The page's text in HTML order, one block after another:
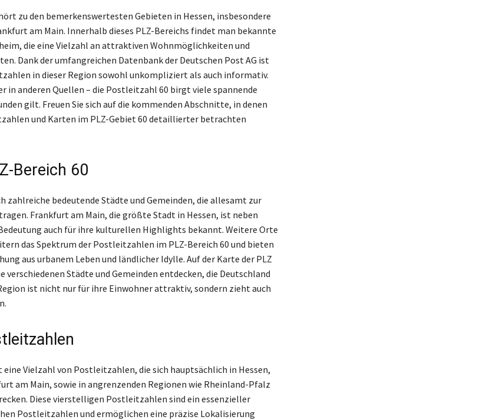
zu den bemerkenswertesten Gebieten in Hessen, insbesondere
am Main. Innerhalb dieses PLZ-Bereichs findet man bekannte
die eine Vielzahl an attraktiven Wohnmöglichkeiten und
Dank der umfangreichen Datenbank der Deutschen Post AG ist
in dieser Region sowohl unkompliziert als auch informativ.
in anderen Quellen – die Postleitzahl 60 birgt viele spannende
gilt. Freuen Sie sich auf die kommenden Abschnitte, in denen
und Karten im PLZ-Gebiet 60 detaillierter betrachten
Bereich 60
zahlreiche bedeutende Städte und Gemeinden, die allesamt zur
Frankfurt am Main, die größte Stadt in Hessen, ist neben
auch für ihre kulturellen Highlights bekannt. Weitere Orte
das Spektrum der Postleitzahlen im PLZ-Bereich 60 und bieten
aus urbanem Leben und ländlicher Idylle. Auf der Karte der PLZ
verschiedenen Städte und Gemeinden entdecken, die Deutschland
ist nicht nur für ihre Einwohner attraktiv, sondern zieht auch
eine Vielzahl von Postleitzahlen, die sich hauptsächlich in Hessen,
am Main, sowie in angrenzenden Regionen wie Rheinland-Pfalz
Diese vierstelligen Postleitzahlen sind ein essenzieller
Postleitzahlen und ermöglichen eine präzise Lokalisierung